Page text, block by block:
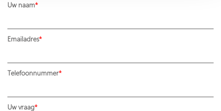
Uw naam
Emailadres
Telefoonnummer
Uw vraag